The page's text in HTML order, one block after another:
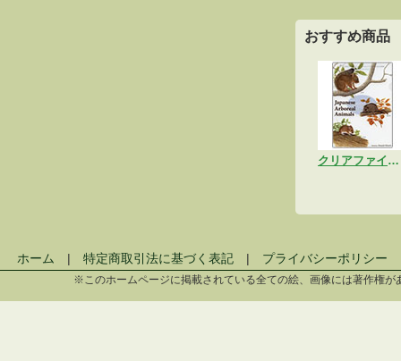
おすすめ商品
クリアファイル「樹上動物A」
ホーム | 特定商取引法に基づく表記| プライバシーポリシー
※このホームページに掲載されている全ての絵、画像には著作権